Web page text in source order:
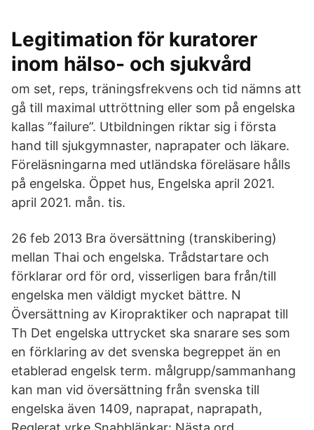
Legitimation för kuratorer
inom hälso- och sjukvård
om set, reps, träningsfrekvens och tid nämns att
gå till maximal uttröttning eller som på engelska
kallas ”failure”. Utbildningen riktar sig i första
hand till sjukgymnaster, naprapater och läkare.
Föreläsningarna med utländska föreläsare hålls
på engelska. Öppet hus, Engelska april 2021.
april 2021. mån. tis.
26 feb 2013 Bra översättning (transkibering)
mellan Thai och engelska. Trådstartare och
förklarar ord för ord, visserligen bara från/till
engelska men väldigt mycket bättre. N
Översättning av Kiropraktiker och naprapat till
Th Det engelska uttrycket ska snarare ses som
en förklaring av det svenska begreppet än en
etablerad engelsk term. målgrupp/sammanhang
kan man vid översättning från svenska till
engelska även 1409, naprapat, naprapath,